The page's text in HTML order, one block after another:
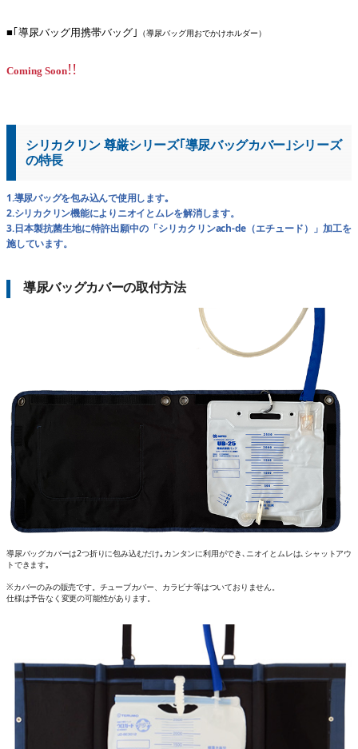
■｢導尿バッグ用携帯バッグ｣ （導尿バッグ用おでかけホルダー）
Coming Soon!!
シリカクリン 尊厳シリーズ｢導尿バッグカバー｣シリーズ
の特長
1.導尿バッグを包み込んで使用します｡
2.シリカクリン機能によりニオイとムレを解消します。
3.日本製抗菌生地に特許出願中の「シリカクリンach-de（エチュード）」加工を
施しています。
導尿バッグカバーの取付方法
導尿バッグカバーは2つ折りに包み込むだけ｡カンタンに利用ができ､ニオイとムレは､シャットアウ
トできます｡
※カバーのみの販売です。チューブカバー、カラビナ等はついておりません。
仕様は予告なく変更の可能性があります。